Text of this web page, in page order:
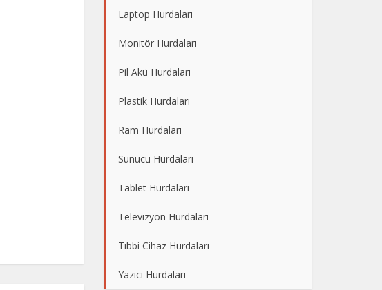
Laptop Hurdaları
Monitör Hurdaları
Pil Akü Hurdaları
Plastik Hurdaları
Ram Hurdaları
Sunucu Hurdaları
Tablet Hurdaları
Televizyon Hurdaları
Tıbbi Cihaz Hurdaları
Yazıcı Hurdaları